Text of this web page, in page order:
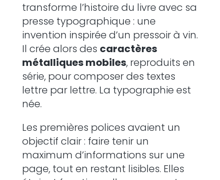
transforme l’histoire du livre avec sa
presse typographique : une
invention inspirée d’un pressoir à vin.
Il crée alors des caractères
métalliques mobiles, reproduits en
série, pour composer des textes
lettre par lettre. La typographie est
née.
Les premières polices avaient un
objectif clair : faire tenir un
maximum d’informations sur une
page, tout en restant lisibles. Elles